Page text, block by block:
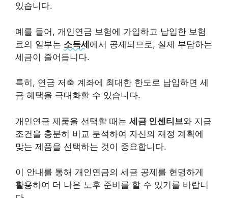
있습니다.
예를 들어, 개인연금 보험에 가입하고 납입한 보험
료의 일부는 소득세에서 공제되므로, 실제 부담하는
세금이 줄어듭니다.
특히, 연금 저축 계좌에 최대한 한도로 납입하면 세
금 혜택을 극대화할 수 있습니다.
개인연금 제품을 선택할 때는 세금 인센티브와 지급
조건을 충분히 비교 분석하여 자신의 재정 계획에
맞는 제품을 선택하는 것이 중요합니다.
이 안내를 통해 개인연금의 세금 공제를 현명하게
활용하여 더 나은 노후 준비를 할 수 있기를 바랍니